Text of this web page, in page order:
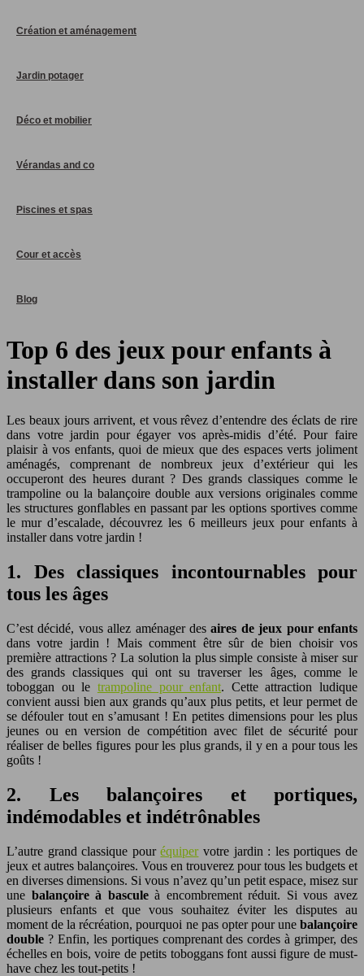
Création et aménagement
Jardin potager
Déco et mobilier
Vérandas and co
Piscines et spas
Cour et accès
Blog
Top 6 des jeux pour enfants à
installer dans son jardin
Les beaux jours arrivent, et vous rêvez d’entendre des éclats de rire
dans votre jardin pour égayer vos après-midis d’été. Pour faire
plaisir à vos enfants, quoi de mieux que des espaces verts joliment
aménagés, comprenant de nombreux jeux d’extérieur qui les
occuperont des heures durant ? Des grands classiques comme le
trampoline ou la balançoire double aux versions originales comme
les structures gonflables en passant par les options sportives comme
le mur d’escalade, découvrez les 6 meilleurs jeux pour enfants à
installer dans votre jardin !
1. Des classiques incontournables pour
tous les âges
C’est décidé, vous allez aménager desaires de jeux pour enfants
dans votre jardin ! Mais comment être sûr de bien choisir vos
première attractions ? La solution la plus simple consiste à miser sur
des grands classiques qui ont su traverser les âges, comme le
toboggan ou le trampoline pour enfant. Cette attraction ludique
convient aussi bien aux grands qu’aux plus petits, et leur permet de
se défouler tout en s’amusant ! En petites dimensions pour les plus
jeunes ou en version de compétition avec filet de sécurité pour
réaliser de belles figures pour les plus grands, il y en a pour tous les
goûts !
2. Les balançoires et portiques,
indémodables et indétrônables
L’autre grand classique pouréquipervotre jardin : les portiques de
jeux et autres balançoires. Vous en trouverez pour tous les budgets et
en diverses dimensions. Si vous n’avez qu’un petit espace, misez sur
une balançoire à basculeà encombrement réduit. Si vous avez
plusieurs enfants et que vous souhaitez éviter les disputes au
moment de la récréation, pourquoi ne pas opter pour une balançoire
double ? Enfin, les portiques comprenant des cordes à grimper, des
échelles en bois, voire de petits toboggans font aussi figure de must-
have chez les tout-petits !